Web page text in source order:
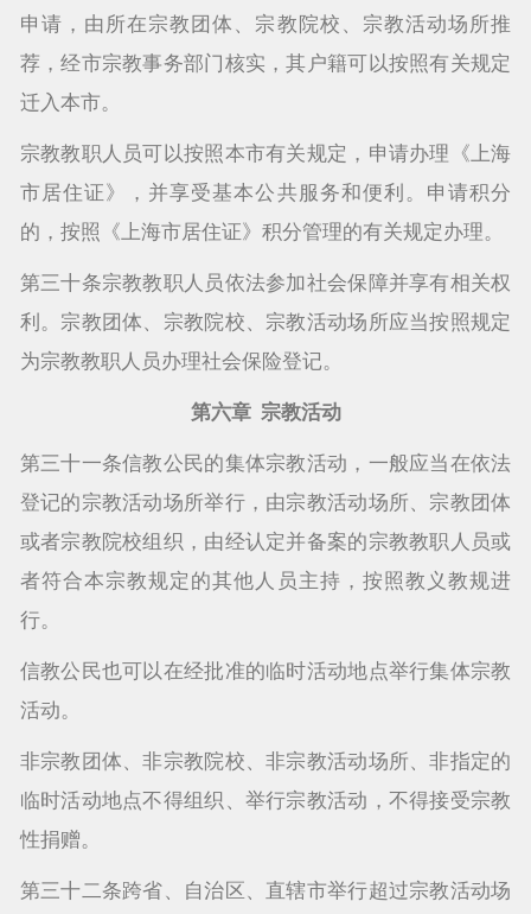
申请，由所在宗教团体、宗教院校、宗教活动场所推
荐，经市宗教事务部门核实，其户籍可以按照有关规定
迁入本市。
宗教教职人员可以按照本市有关规定，申请办理《上海
市居住证》，并享受基本公共服务和便利。申请积分
的，按照《上海市居住证》积分管理的有关规定办理。
第三十条宗教教职人员依法参加社会保障并享有相关权
利。宗教团体、宗教院校、宗教活动场所应当按照规定
为宗教教职人员办理社会保险登记。
第六章 宗教活动
第三十一条信教公民的集体宗教活动，一般应当在依法
登记的宗教活动场所举行，由宗教活动场所、宗教团体
或者宗教院校组织，由经认定并备案的宗教教职人员或
者符合本宗教规定的其他人员主持，按照教义教规进
行。
信教公民也可以在经批准的临时活动地点举行集体宗教
活动。
非宗教团体、非宗教院校、非宗教活动场所、非指定的
临时活动地点不得组织、举行宗教活动，不得接受宗教
性捐赠。
第三十二条跨省、自治区、直辖市举行超过宗教活动场